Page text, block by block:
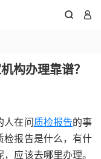
 
构办理靠谱？
人在问质检报告的事
检报告是什么，有什
，应该去哪里办理。